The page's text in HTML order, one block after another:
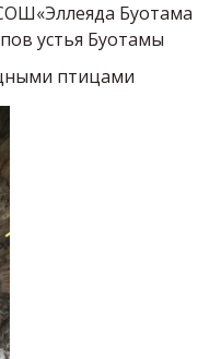
Буотама
устья Буотамы
птицами